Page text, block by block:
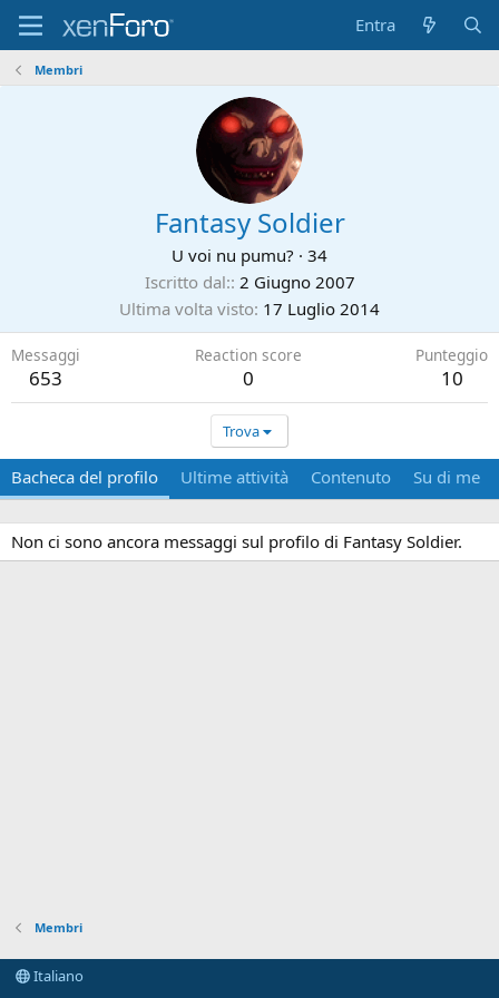
Entra
Membri
Fantasy Soldier
U voi nu pumu? · 34
Iscritto dal: 2 Giugno 2007
Ultima volta visto 17 Luglio 2014
Messaggi
653
Reaction score
0
Punteggio
10
Trova
Bacheca del profilo Ultime attività Contenuto Su di me
Non ci sono ancora messaggi sul profilo di Fantasy Soldier.
Membri
Italiano